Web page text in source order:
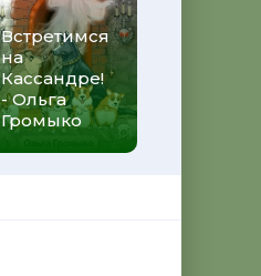
Встретимся
на
Кассандре!
- Ольга
Громыко